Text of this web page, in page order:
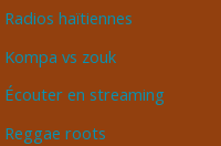
Radios haïtiennes
Kompa vs zouk
Écouter en streaming
Reggae roots